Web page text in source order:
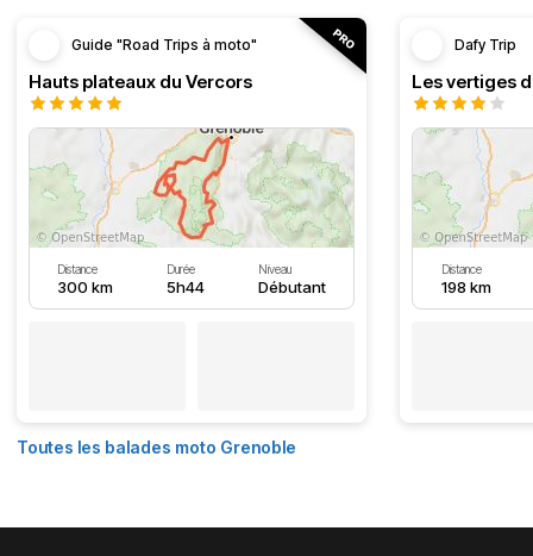
Guide "Road Trips à moto"
Hauts plateaux du Vercors
Distance
300 km
Durée
5h44
Niveau
Débutant
Dafy Trip
Les vertiges
Distance
198 km
Toutes les balades moto Grenoble